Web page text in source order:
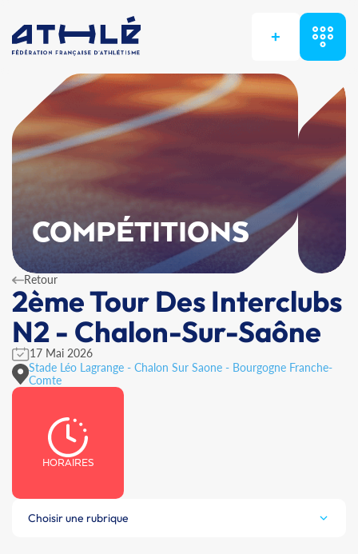
+
COMPÉTITIONS
Retour
2ème Tour Des Interclubs
N2 - Chalon-Sur-Saône
17 Mai 2026
Stade Léo Lagrange - Chalon Sur Saone - Bourgogne Franche-
Comte
HORAIRES
Choisir une rubrique